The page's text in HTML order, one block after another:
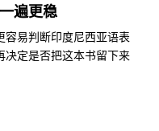
遍更稳
易判断印度尼西亚语表
决定是否把这本书留下来